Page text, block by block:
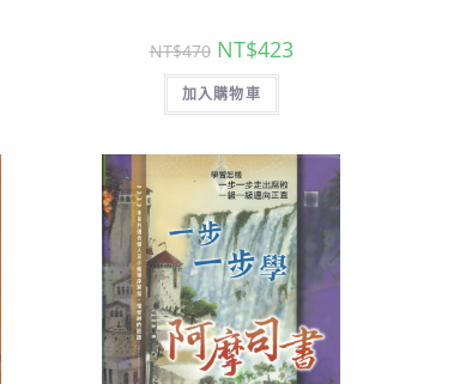
NT$470 NT$423
加入購物車